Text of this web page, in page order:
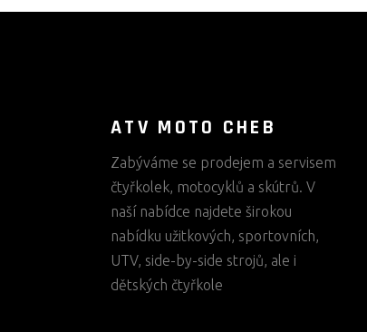
ATV MOTO CHEB
Zabýváme se prodejem a servisem
čtyřkolek, motocyklů a skútrů. V
naší nabídce najdete širokou
nabídku užitkových, sportovních,
UTV, side-by-side strojů, ale i
dětských čtyřkole